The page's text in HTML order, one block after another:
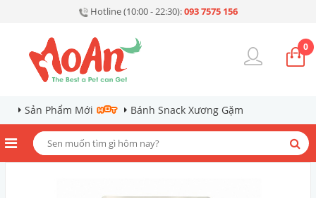
Hotline (10:00 - 22:30):093 7575 156
0
Sản Phẩm Mới Bánh Snack Xương Gặm